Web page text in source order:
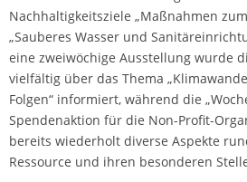
Nachhaltigkeitsziele „Maßnahmen
„Sauberes Wasser und
eine zweiwöchige Ausstellung wurde
vielfältig über das Thema
Folgen“ informiert, während die
Spendenaktion für die Non-Profit-
bereits wiederholt diverse Aspekte
Ressource und ihren besonderen